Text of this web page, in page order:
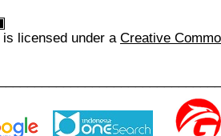
licensed under aCreative